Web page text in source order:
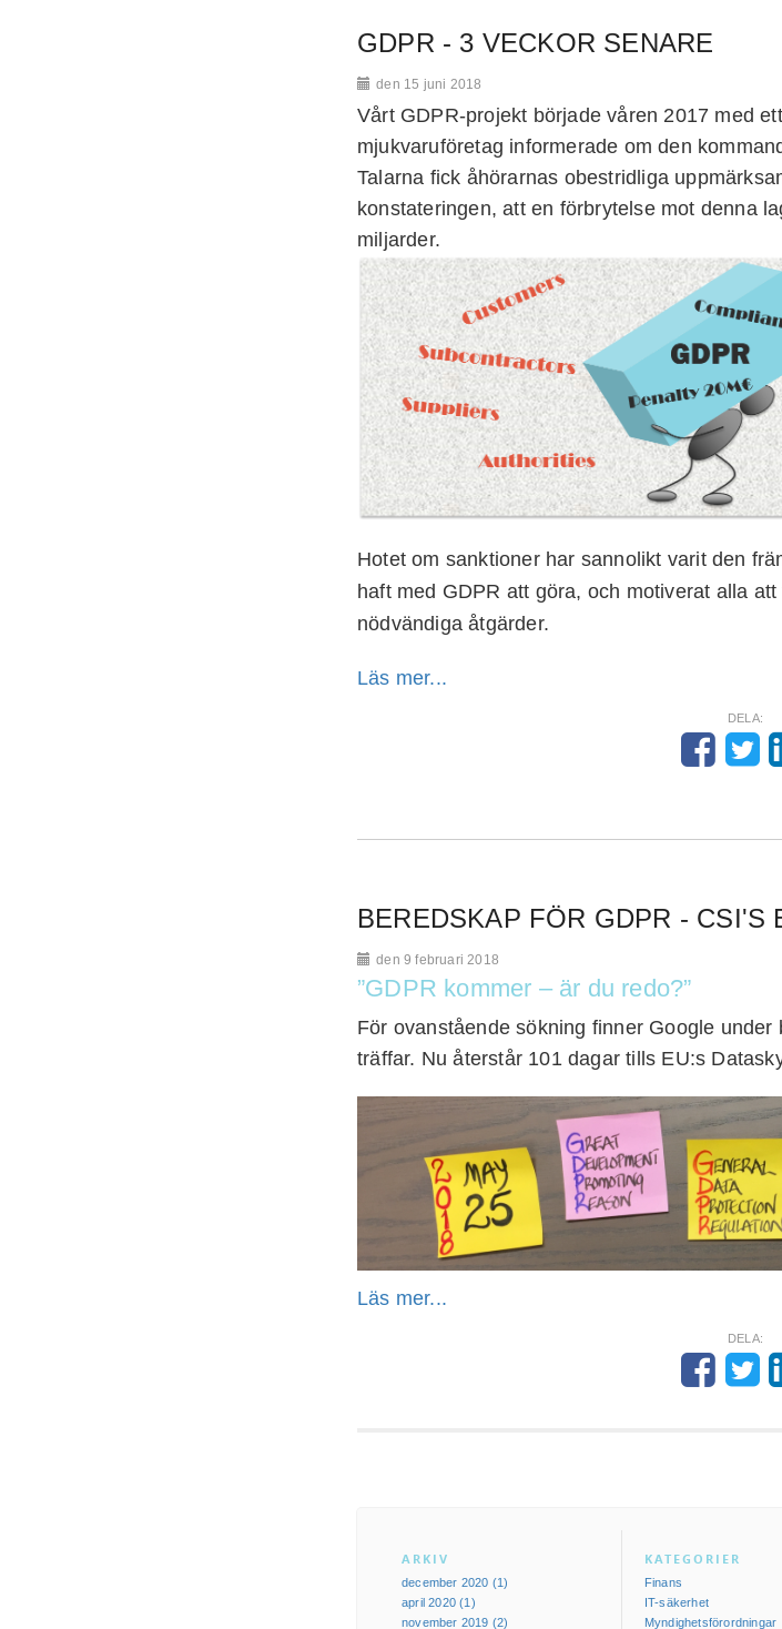
GDPR - 3 VECKOR SENARE
den 15 juni 2018
Vårt GDPR-projekt började våren 2017 med
mjukvaruföretag informerade om den
Talarna fick åhörarnas obestridliga
konstateringen, att en förbrytelse mot denna
miljarder.
Hotet om sanktioner har sannolikt varit den
haft med GDPR att göra, och motiverat alla
nödvändiga åtgärder.
Läs mer...
DELA:
BEREDSKAP FÖR GDPR - CSI'S
den 9 februari 2018
”GDPR kommer – är du redo?”
För ovanstående sökning finner Google
träffar. Nu återstår 101 dagar tills EU:s
Läs mer...
DELA:
ARKIV
december 2020 (1)
april 2020 (1)
november 2019 (2)
KATEGORIER
Finans
IT-säkerhet
Myndighetsförordningar